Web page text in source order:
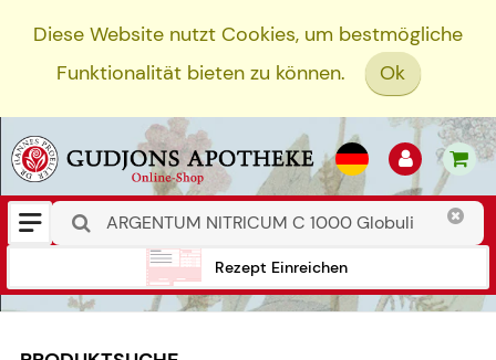
Diese Website nutzt Cookies, um bestmögliche
Funktionalität bieten zu können.
Ok
Rezept Einreichen